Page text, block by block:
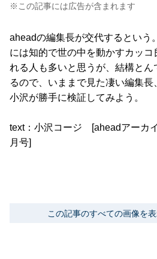
※この記事には広告が含まれます
aheadの編集長が交代するという
には知的で世の中を動かすカッ
れる人も多いと思うが、結構と
るので、いままで見た凄い編集長
小沢が勝手に検証してみよう。
text：小沢コージ [aheadアーカ
月号]
この記事のすべての画像を表